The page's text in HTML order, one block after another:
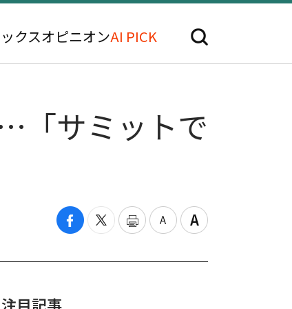
クスオピニオンAI PICK
「サミットで
注目記事